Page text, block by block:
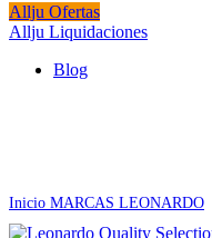
Allju Ofertas
Allju Liquidaciones
Blog
Inicio MARCAS LEONARDO